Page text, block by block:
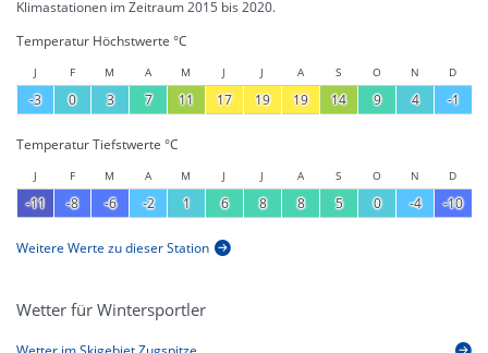
Klimastationen im Zeitraum 2015 bis 2020.
Temperatur Höchstwerte °C
J F M A M J J A S O N D
-3 0 3 7 11 17 19 19 14 9 4 -1
Temperatur Tiefstwerte °C
J F M A M J J A S O N D
-11 -8 -6 -2 1 6 8 8 5 0 -4 -10
Weitere Werte zu dieser Station
Wetter für Wintersportler